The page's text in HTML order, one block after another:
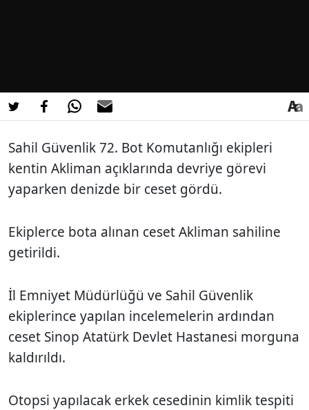
Sahil Güvenlik 72. Bot Komutanlığı ekipleri
kentin Akliman açıklarında devriye görevi
yaparken denizde bir ceset gördü.
Ekiplerce bota alınan ceset Akliman sahiline
getirildi.
İl Emniyet Müdürlüğü ve Sahil Güvenlik
ekiplerince yapılan incelemelerin ardından
ceset Sinop Atatürk Devlet Hastanesi morguna
kaldırıldı.
Otopsi yapılacak erkek cesedinin kimlik tespiti